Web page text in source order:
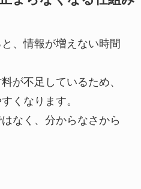
、情報が増えない時間
が不足しているため、
くなります。
なく、分からなさから